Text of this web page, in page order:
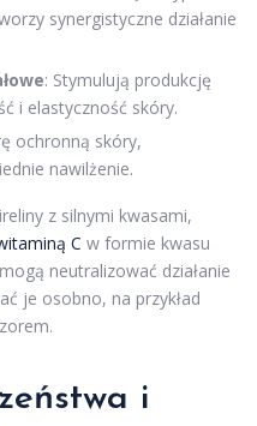
synergistyczne działanie
: Stymulują produkcję
i elastyczność skóry.
ochronną skóry,
nawilżenie.
z silnymi kwasami,
C w formie kwasu
neutralizować działanie
je osobno, na przykład
i